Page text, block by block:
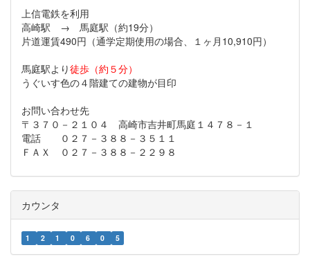
上信電鉄を利用
高崎駅 → 馬庭駅（約19分）
片道運賃490円（通学定期使用の場合、１ヶ月10,910円）
馬庭駅より徒歩（約５分）
うぐいす色の４階建ての建物が目印
お問い合わせ先
〒３７０－２１０４ 高崎市吉井町馬庭１４７８－１
電話 ０２７－３８８－３５１１
ＦＡＸ ０２７－３８８－２２９８
カウンタ
1 2 1 0 6 0 5